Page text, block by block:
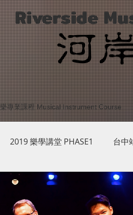
Riverside
專業課程 Musical Instrument Course
2019 樂學講堂 PHASE1 台中
台東站研習列車師資介紹